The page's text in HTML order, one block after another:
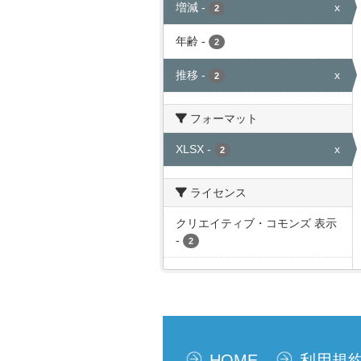
増減 - 2 x
年齢 - 2
推移 - 2 x
フォーマット
XLSX - 2 x
ライセンス
クリエイティブ・コモンズ 表示
-
2